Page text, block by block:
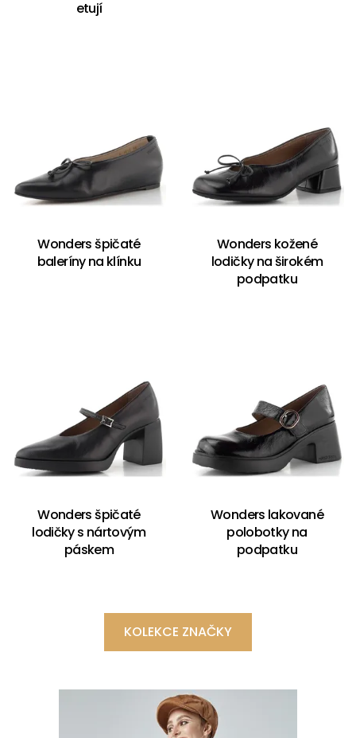
etují
Wonders špičaté
baleríny na klínku
Wonders kožené
lodičky na širokém
podpatku
Wonders špičaté
lodičky s nártovým
páskem
Wonders lakované
polobotky na
podpatku
KOLEKCE ZNAČKY